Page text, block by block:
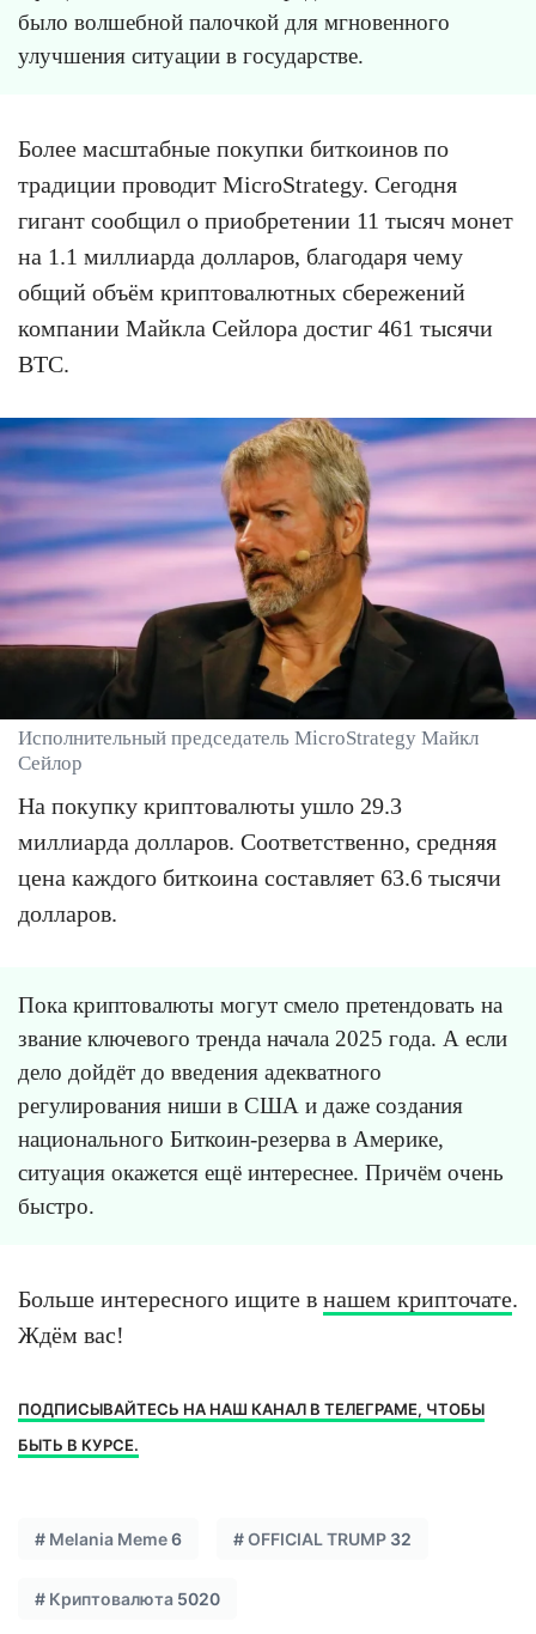
было волшебной палочкой для мгновенного
улучшения ситуации в государстве.
Более масштабные покупки биткоинов по
традиции проводит MicroStrategy. Сегодня
гигант сообщил о приобретении 11 тысяч монет
на 1.1 миллиарда долларов, благодаря чему
общий объём криптовалютных сбережений
компании Майкла Сейлора достиг 461 тысячи
BTC.
Исполнительный председатель MicroStrategy Майкл
Сейлор
На покупку криптовалюты ушло 29.3
миллиарда долларов. Соответственно, средняя
цена каждого биткоина составляет 63.6 тысячи
долларов.
Пока криптовалюты могут смело претендовать на
звание ключевого тренда начала 2025 года. А если
дело дойдёт до введения адекватного
регулирования ниши в США и даже создания
национального Биткоин-резерва в Америке,
ситуация окажется ещё интереснее. Причём очень
быстро.
Больше интересного ищите в нашем крипточате.
Ждём вас!
ПОДПИСЫВАЙТЕСЬ НА НАШ КАНАЛ В ТЕЛЕГРАМЕ, ЧТОБЫ
БЫТЬ В КУРСЕ.
# Melania Meme6 #OFFICIAL TRUMP 32
# Криптовалюта 5020